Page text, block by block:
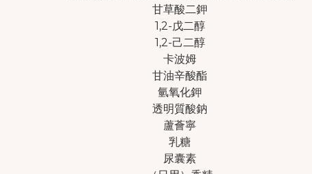
甘草酸二鉀
1,2-戊二醇
1,2-己二醇
卡波姆
甘油辛酸酯
氫氧化鉀
透明質酸鈉
蘆薈寧
乳糖
尿囊素